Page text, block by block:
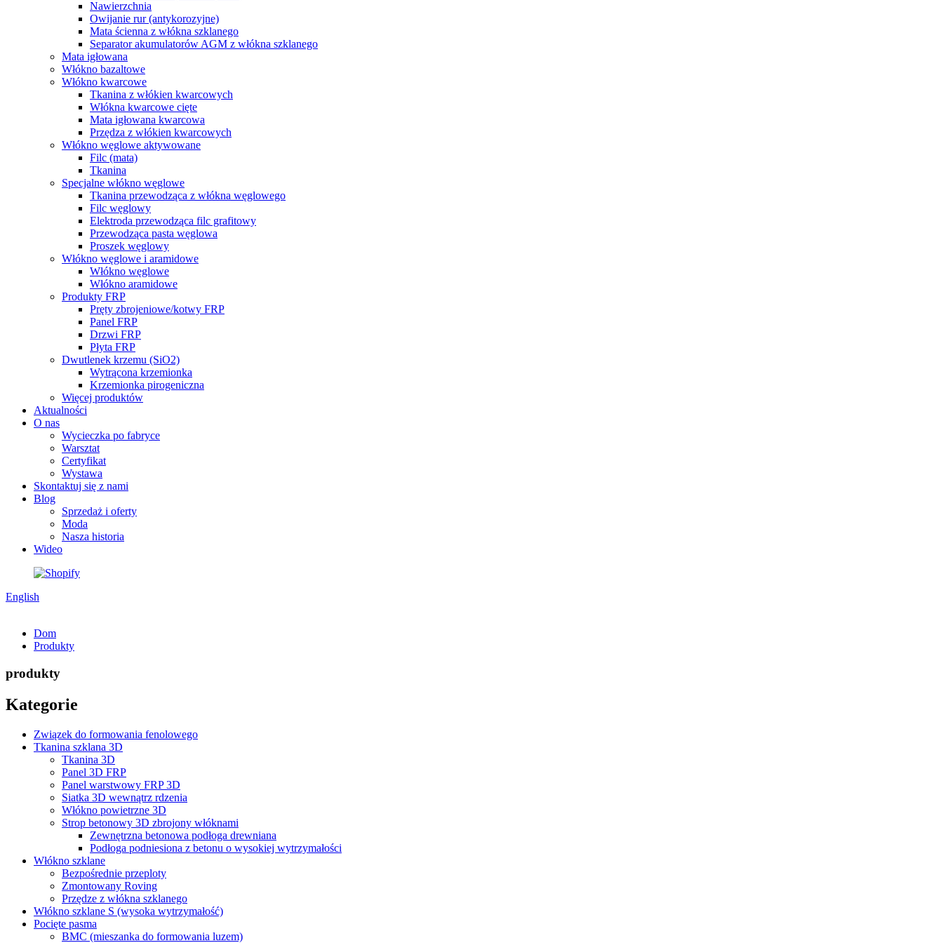
Nawierzchnia
Owijanie rur (antykorozyjne)
Mata ścienna z włókna szklanego
Separator akumulatorów AGM z włókna szklanego
Mata igłowana
Włókno bazaltowe
Włókno kwarcowe
Tkanina z włókien kwarcowych
Włókna kwarcowe cięte
Mata igłowana kwarcowa
Przędza z włókien kwarcowych
Włókno węglowe aktywowane
Filc (mata)
Tkanina
Specjalne włókno węglowe
Tkanina przewodząca z włókna węglowego
Filc węglowy
Elektroda przewodząca filc grafitowy
Przewodząca pasta węglowa
Proszek węglowy
Włókno węglowe i aramidowe
Włókno węglowe
Włókno aramidowe
Produkty FRP
Pręty zbrojeniowe/kotwy FRP
Panel FRP
Drzwi FRP
Płyta FRP
Dwutlenek krzemu (SiO2)
Wytrącona krzemionka
Krzemionka pirogeniczna
Więcej produktów
Aktualności
O nas
Wycieczka po fabryce
Warsztat
Certyfikat
Wystawa
Skontaktuj się z nami
Blog
Sprzedaż i oferty
Moda
Nasza historia
Wideo
English
Dom
Produkty
produkty
Kategorie
Związek do formowania fenolowego
Tkanina szklana 3D
Tkanina 3D
Panel 3D FRP
Panel warstwowy FRP 3D
Siatka 3D wewnątrz rdzenia
Włókno powietrzne 3D
Strop betonowy 3D zbrojony włóknami
Zewnętrzna betonowa podłoga drewniana
Podłoga podniesiona z betonu o wysokiej wytrzymałości
Włókno szklane
Bezpośrednie przeploty
Zmontowany Roving
Przędze z włókna szklanego
Włókno szklane S (wysoka wytrzymałość)
Pocięte pasma
BMC (mieszanka do formowania luzem)